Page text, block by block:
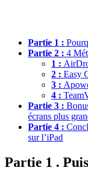
Partie 1 :
Partie 2 : 4
1 :
2 : Easy
3 :
4 :
Partie 3 :
écrans plus
Partie 4 :
sur l’iPad
Partie 1 .